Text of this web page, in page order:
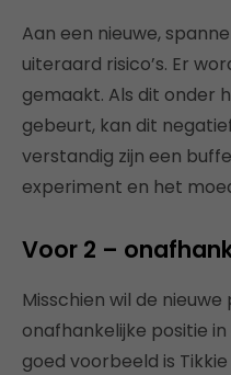
Aan een nieuwe,
uiteraard risico’s. Er
gemaakt. Als dit onder
gebeurt, kan dit
verstandig zijn een
experiment en het
Voor 2 –
Misschien wil de
onafhankelijke positie
goed voorbeeld is